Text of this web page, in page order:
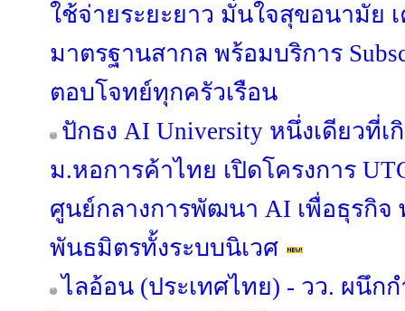
ใช้จ่ายระยะยาว มั่นใจสุขอนามัย
มาตรฐานสากล พร้อมบริการ
ตอบโจทย์ทุกครัวเรือน
ปักธง AI University หนึ่งเดียวที่เ
ม.หอการค้าไทย เปิดโครงการ
ศูนย์กลางการพัฒนา AI เพื่อธุรกิจ
พันธมิตรทั้งระบบนิเวศ
ไลอ้อน (ประเทศไทย) - วว. ผนึก